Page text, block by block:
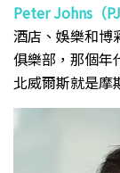
Peter Johns（
酒店、娛樂和博
俱樂部，那個年
北威爾斯就是摩